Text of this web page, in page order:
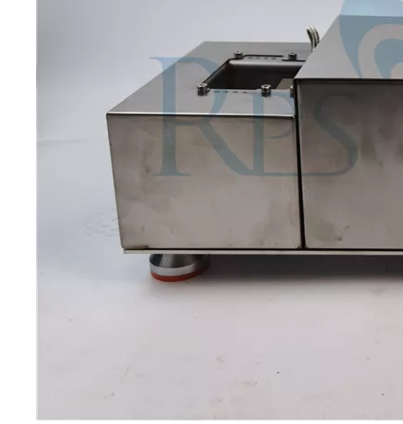
Tecnología de tratamiento de agua por ultrasonidos
Actualmente, la investigación sobre la extracción de antioxidantes